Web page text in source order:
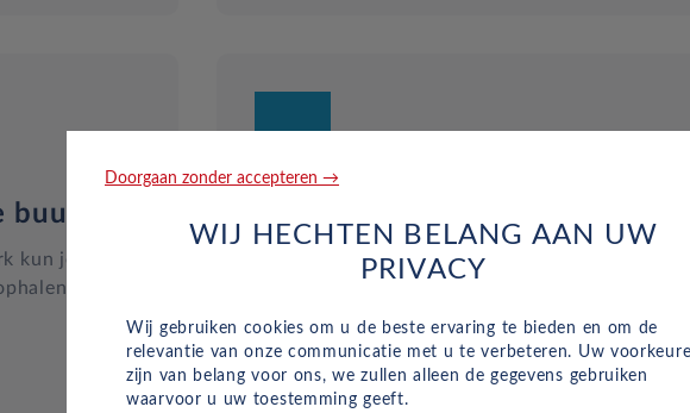
kun je altijd
Naast het reguliere onderhoud, zijn kleine
inbegrepen in je maandelijkse kosten en wordt
dit geregeld met een garage bij jou in de buurt.
Hulp bij pech en technische problemen met je
auto zijn gewoon inbegrepen in je maandelijkse
Doorgaan zonder accepteren →
WIJ HECHTEN BELANG AAN UW
PRIVACY
Wij gebruiken cookies om u de beste ervaring te bieden en om de
relevantie van onze communicatie met u te verbeteren. Uw
zijn van belang voor ons, we zullen alleen de gegevens gebruiken
waarvoor u uw toestemming geeft.